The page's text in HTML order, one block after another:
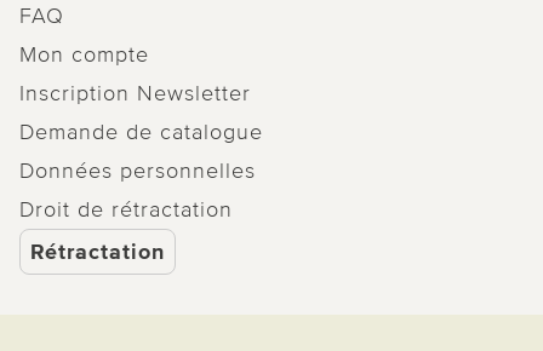
FAQ
Mon compte
Inscription Newsletter
Demande de catalogue
Données personnelles
Droit de rétractation
Rétractation